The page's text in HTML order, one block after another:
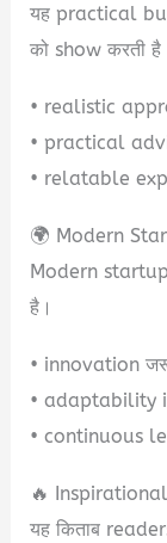
यह practical
को show करती
• realistic
• practical
• relatable
🌍 Modern
Modern
है।
• innovation
• adaptability
• continuous
🔥
यह किताब